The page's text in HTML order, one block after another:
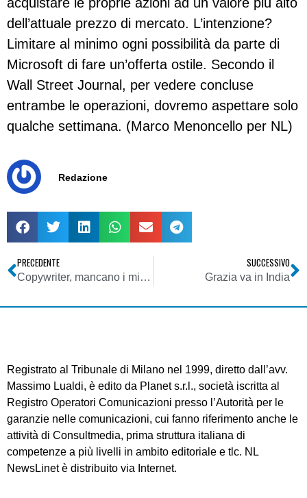
dell’attuale prezzo di mercato. L’intenzione?
Limitare al minimo ogni possibilità da parte di
Microsoft di fare un’offerta ostile. Secondo il
Wall Street Journal, per vedere concluse
entrambe le operazioni, dovremo aspettare solo
qualche settimana. (Marco Menoncello per NL)
Redazione
PRECEDENTE
Copywriter, mancano i migliori
SUCCESSIVO
Grazia va in India
Registrato al Tribunale di Milano nel 1999, diretto dall’avv.
Massimo Lualdi, è edito da Planet s.r.l., società iscritta al
Registro Operatori Comunicazioni presso l’Autorità per le
garanzie nelle comunicazioni, cui fanno riferimento anche le
attività di Consultmedia, prima struttura italiana di
competenze a più livelli in ambito editoriale e tlc. NL
NewsLinet è distribuito via Internet.